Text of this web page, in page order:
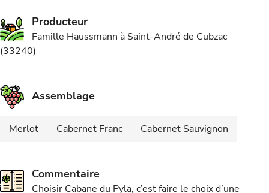
Producteur
Famille Haussmann à Saint-André de Cubzac
(33240)
Assemblage
Merlot Cabernet Franc Cabernet Sauvignon
Commentaire
Choisir Cabane du Pyla, c’est faire le choix d’une